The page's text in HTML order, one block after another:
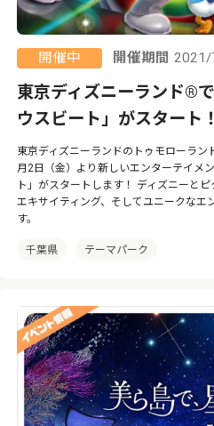
開催中 開催期間
東京ディズニーランド®
ウスビート」がスタート！
東京ディズニーランドのトゥモローラン
月2日（金）より新しいエンターテイメ
ト」がスタートします！ ディズニーと
エキサイティング、そしてユニークなエ
す。
千葉県 テーマパーク